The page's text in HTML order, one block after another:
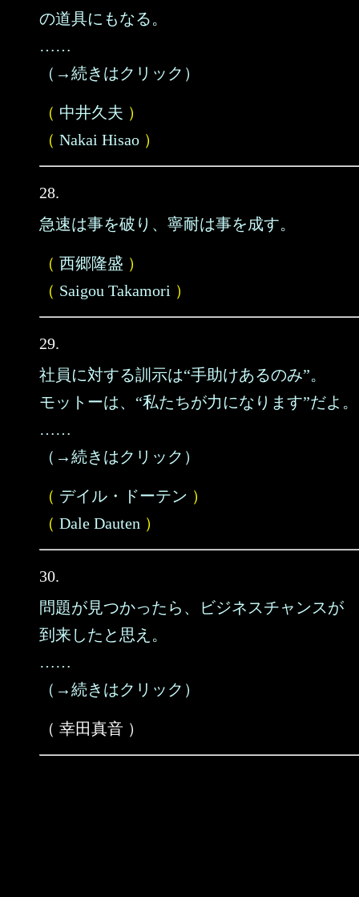
の道具にもなる。
……
（→続きはクリック）
（ 中井久夫 ）
（ Nakai Hisao ）
28.
急速は事を破り、寧耐は事を成す。
（ 西郷隆盛 ）
（ Saigou Takamori ）
29.
社員に対する訓示は“手助けあるのみ”。
モットーは、“私たちが力になります”だよ。
……
（→続きはクリック）
（ デイル・ドーテン ）
（ Dale Dauten ）
30.
問題が見つかったら、ビジネスチャンスが
到来したと思え。
……
（→続きはクリック）
（ 幸田真音 ）